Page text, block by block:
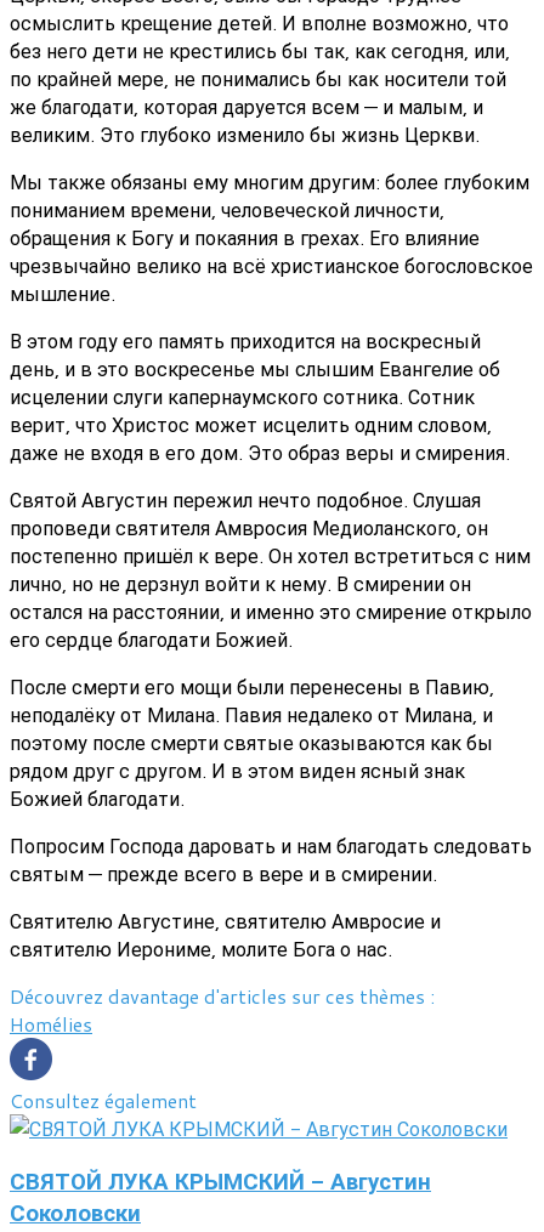
осмыслить крещение детей. И вполне возможно, что
без него дети не крестились бы так, как сегодня, или,
по крайней мере, не понимались бы как носители той
же благодати, которая даруется всем — и малым, и
великим. Это глубоко изменило бы жизнь Церкви.
Мы также обязаны ему многим другим: более глубоким
пониманием времени, человеческой личности,
обращения к Богу и покаяния в грехах. Его влияние
чрезвычайно велико на всё христианское богословское
мышление.
В этом году его память приходится на воскресный
день, и в это воскресенье мы слышим Евангелие об
исцелении слуги капернаумского сотника. Сотник
верит, что Христос может исцелить одним словом,
даже не входя в его дом. Это образ веры и смирения.
Святой Августин пережил нечто подобное. Слушая
проповеди святителя Амвросия Медиоланского, он
постепенно пришёл к вере. Он хотел встретиться с ним
лично, но не дерзнул войти к нему. В смирении он
остался на расстоянии, и именно это смирение открыло
его сердце благодати Божией.
После смерти его мощи были перенесены в Павию,
неподалёку от Милана. Павия недалеко от Милана, и
поэтому после смерти святые оказываются как бы
рядом друг с другом. И в этом виден ясный знак
Божией благодати.
Попросим Господа даровать и нам благодать следовать
святым — прежде всего в вере и в смирении.
Святителю Августине, святителю Амвросие и
святителю Иерониме, молите Бога о нас.
Découvrez davantage d'articles sur ces thèmes :
Homélies
Consultez également
СВЯТОЙ ЛУКА КРЫМСКИЙ - Августин
Соколовски